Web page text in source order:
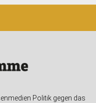
Politik gegen das